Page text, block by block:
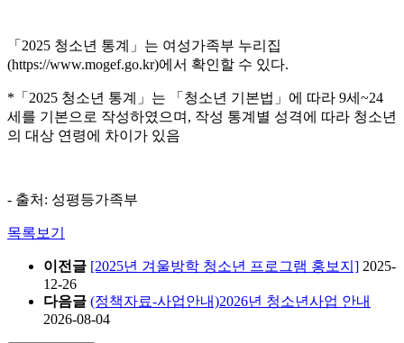
「2025 청소년 통계」는 여성가족부 누리집
(https://www.mogef.go.kr)에서 확인할 수 있다.
*「2025 청소년 통계」는 「청소년 기본법」에 따라 9세~24
세를 기본으로 작성하였으며, 작성 통계별 성격에 따라 청소년
의 대상 연령에 차이가 있음
- 출처: 성평등가족부
목록보기
이전글 [2025년 겨울방학 청소년 프로그램 홍보지] 2025-
12-26
다음글 (정책자료-사업안내)2026년 청소년사업 안내
2026-08-04